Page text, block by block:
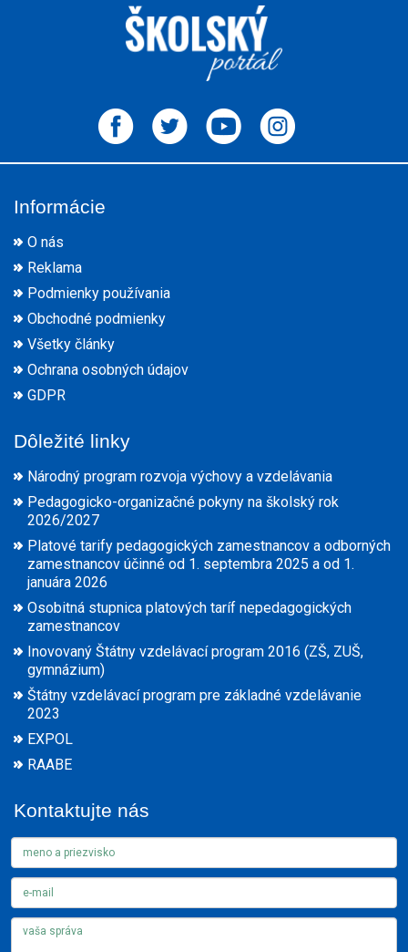
Informácie
O nás
Reklama
Podmienky používania
Obchodné podmienky
Všetky články
Ochrana osobných údajov
GDPR
Dôležité linky
Národný program rozvoja výchovy a vzdelávania
Pedagogicko-organizačné pokyny na školský rok
2026/2027
Platové tarify pedagogických zamestnancov a odborných
zamestnancov účinné od 1. septembra 2025 a od 1.
januára 2026
Osobitná stupnica platových taríf nepedagogických
zamestnancov
Inovovaný Štátny vzdelávací program 2016 (ZŠ, ZUŠ,
gymnázium)
Štátny vzdelávací program pre základné vzdelávanie
2023
EXPOL
RAABE
Kontaktujte nás